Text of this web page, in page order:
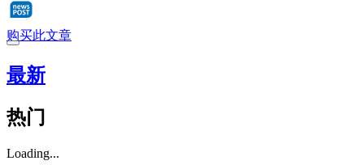
购买此文章
最新
热门
Loading...